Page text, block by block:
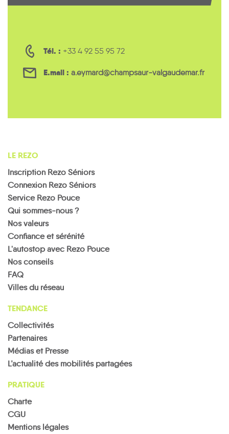
Tél. : +33 4 92 55 95 72
E.mail : a.eymard@champsaur-valgaudemar.fr
LE REZO
Inscription Rezo Séniors
Connexion Rezo Séniors
Service Rezo Pouce
Qui sommes-nous ?
Nos valeurs
Confiance et sérénité
L'autostop avec Rezo Pouce
Nos conseils
FAQ
Villes du réseau
TENDANCE
Collectivités
Partenaires
Médias et Presse
L’actualité des mobilités partagées
PRATIQUE
Charte
CGU
Mentions légales